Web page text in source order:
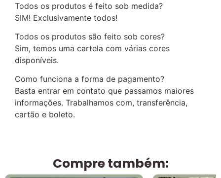
Todos os produtos é feito sob medida?
SIM! Exclusivamente todos!
Todos os produtos são feito sob cores?
Sim, temos uma cartela com várias cores
disponíveis.
Como funciona a forma de pagamento?
Basta entrar em contato que passamos maiores
informações. Trabalhamos com, transferência,
cartão e boleto.
Compre também: